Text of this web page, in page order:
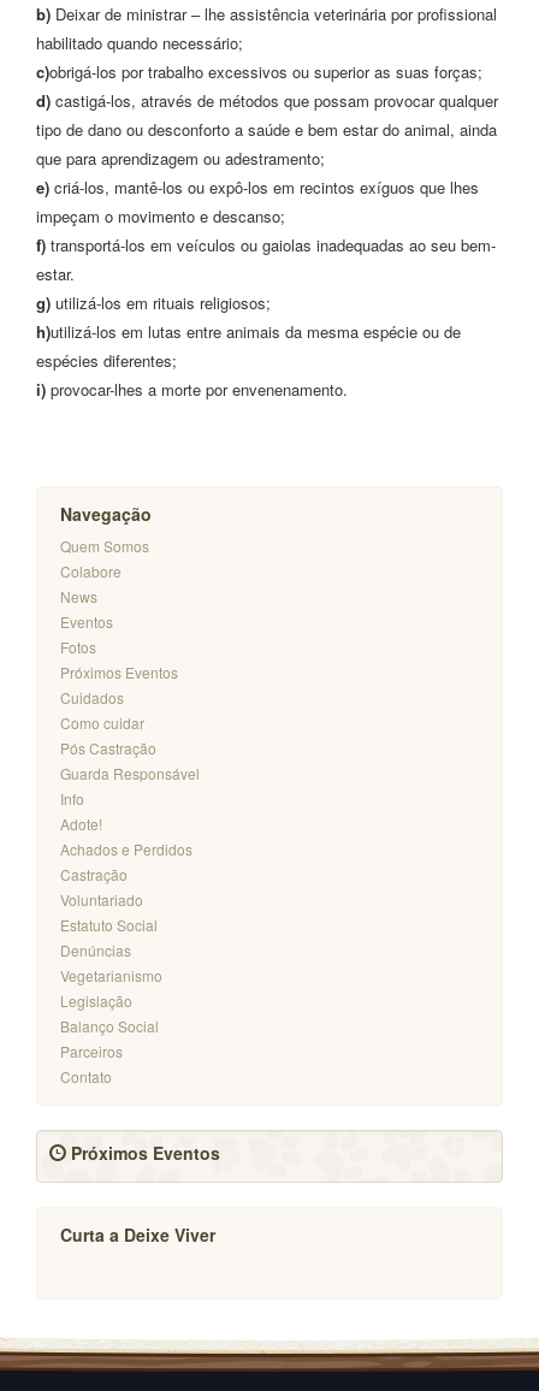
b) Deixar de ministrar – lhe assistência veterinária por profissional
habilitado quando necessário;
c)obrigá-los por trabalho excessivos ou superior as suas forças;
d) castigá-los, através de métodos que possam provocar qualquer
tipo de dano ou desconforto a saúde e bem estar do animal, ainda
que para aprendizagem ou adestramento;
e) criá-los, mantê-los ou expô-los em recintos exíguos que lhes
impeçam o movimento e descanso;
f) transportá-los em veículos ou gaiolas inadequadas ao seu bem-
estar.
g) utilizá-los em rituais religiosos;
h)utilizá-los em lutas entre animais da mesma espécie ou de
espécies diferentes;
i) provocar-lhes a morte por envenenamento.
Navegação
Quem Somos
Colabore
News
Eventos
Fotos
Próximos Eventos
Cuidados
Como cuidar
Pós Castração
Guarda Responsável
Info
Adote!
Achados e Perdidos
Castração
Voluntariado
Estatuto Social
Denúncias
Vegetarianismo
Legislação
Balanço Social
Parceiros
Contato
Próximos Eventos
Curta a Deixe Viver